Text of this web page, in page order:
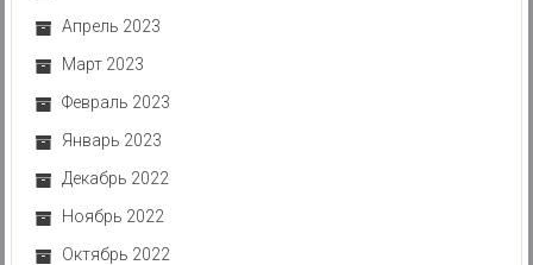
Апрель 2023
Март 2023
Февраль 2023
Январь 2023
Декабрь 2022
Ноябрь 2022
Октябрь 2022